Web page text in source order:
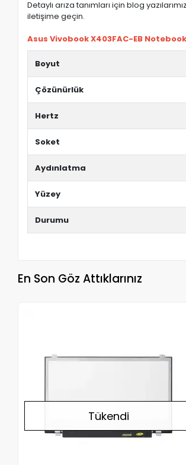
Detaylı arıza tanımları için blog
iletişime geçin.
Asus Vivobook X403FAC-EB
Boyut
Çözünürlük
Hertz
Soket
Aydınlatma
Yüzey
Durumu
En Son Göz Attıklarınız
Tükendi